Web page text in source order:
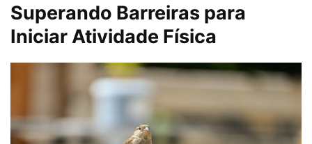
Superando Barreiras para
Iniciar Atividade Física